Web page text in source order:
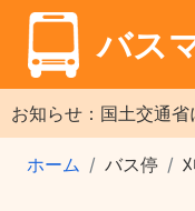
バス
お知らせ：国土交通
ホーム バス停